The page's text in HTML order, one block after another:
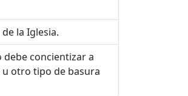
la Iglesia.
debe concientizar a
u otro tipo de basura